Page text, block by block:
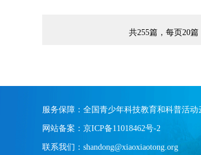
《科学画报》是我国历
历史。中国科学社是一
些立志报国的科学家建
报的意图是“科学救国”，
《科
亲笔
报
领域
是广
共255篇，每页20
服务保障：全国青少年科技教育和科普活动
网站备案：京ICP备11018462号-2
联系我们：shandong@xiaoxiaotong.org